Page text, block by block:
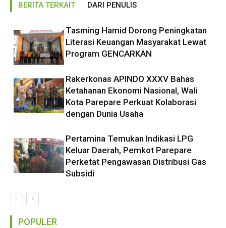
BERITA TERKAIT DARI PENULIS
Tasming Hamid Dorong Peningkatan
Literasi Keuangan Masyarakat Lewat
Program GENCARKAN
Rakerkonas APINDO XXXV Bahas
Ketahanan Ekonomi Nasional, Wali
Kota Parepare Perkuat Kolaborasi
dengan Dunia Usaha
Pertamina Temukan Indikasi LPG
Keluar Daerah, Pemkot Parepare
Perketat Pengawasan Distribusi Gas
Subsidi
POPULER